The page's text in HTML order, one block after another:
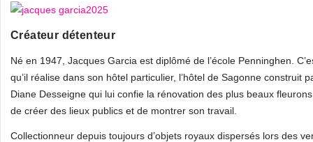
Créateur détenteur
Né en 1947, Jacques Garcia est diplômé de l’école Penninghen.
qu’il réalise dans son hôtel particulier, l’hôtel de Sagonne
Diane Desseigne qui lui confie la rénovation des plus beaux
de créer des lieux publics et de montrer son travail.
Collectionneur depuis toujours d’objets royaux dispersés lors des